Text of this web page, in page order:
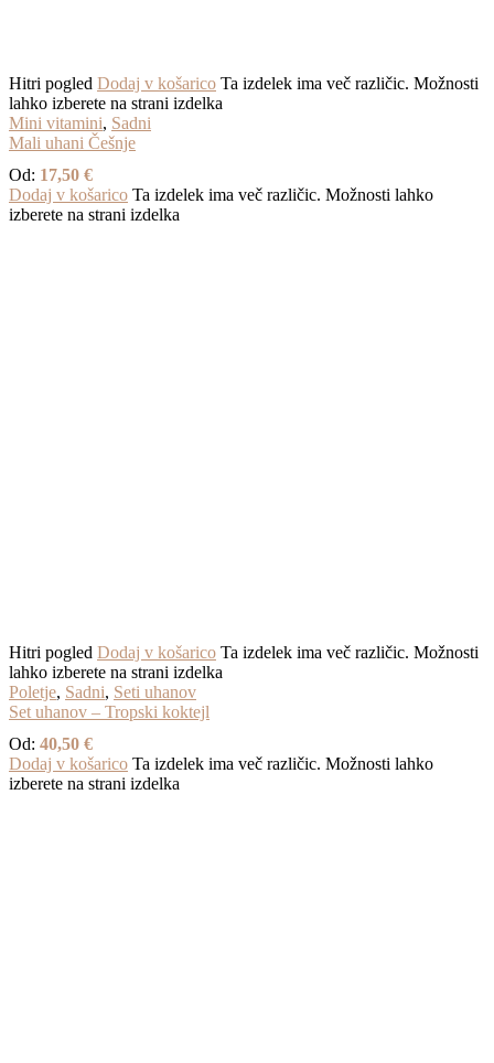
Hitri pogled Dodaj v košarico Ta izdelek ima več različic. Možnosti
lahko izberete na strani izdelka
Mini vitamini, Sadni
Mali uhani Češnje
Od: 17,50 €
Dodaj v košarico Ta izdelek ima več različic. Možnosti lahko
izberete na strani izdelka
Hitri pogled Dodaj v košarico Ta izdelek ima več različic. Možnosti
lahko izberete na strani izdelka
Poletje, Sadni, Seti uhanov
Set uhanov – Tropski koktejl
Od: 40,50 €
Dodaj v košarico Ta izdelek ima več različic. Možnosti lahko
izberete na strani izdelka